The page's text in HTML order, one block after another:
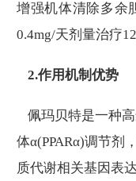
增强机体清除多余
0.4mg/天剂量治疗
2.作用机制优势
佩玛贝特是一种
体α(PPARα)调节剂
质代谢相关基因表